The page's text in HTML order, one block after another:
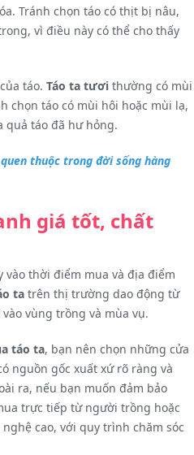
Tránh chọn táo có thịt bị nâu,
vì điều này có thể cho thấy
táo. Táo ta tươi thường có mùi
chọn táo có mùi hôi hoặc mùi lạ,
quả táo đã hư hỏng.
thuộc trong đời sống hàng
giá tốt, chất
vào thời điểm mua và địa điểm
ta trên thị trường dao động từ
vùng trồng và mùa vụ.
táo ta, bạn nên chọn những cửa
nguồn gốc xuất xứ rõ ràng và
ra, nếu bạn muốn đảm bảo
trực tiếp từ người trồng hoặc
cao, với quy trình chăm sóc